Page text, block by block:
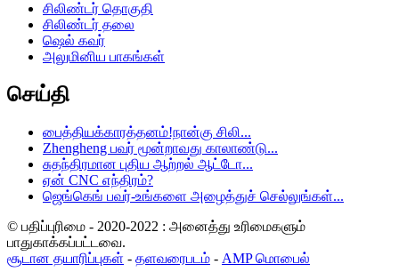
சிலிண்டர் தொகுதி
சிலிண்டர் தலை
ஷெல் கவர்
அலுமினிய பாகங்கள்
செய்தி
பைத்தியக்காரத்தனம்!நான்கு சிலி...
Zhengheng பவர் மூன்றாவது காலாண்டு...
சுதந்திரமான புதிய ஆற்றல் ஆட்டோ...
ஏன் CNC எந்திரம்?
ஜெங்கெங் பவர்-உங்களை அழைத்துச் செல்லுங்கள்...
© பதிப்புரிமை - 2020-2022 : அனைத்து உரிமைகளும்
பாதுகாக்கப்பட்டவை.
சூடான தயாரிப்புகள் - தளவரைபடம் - AMP மொபைல்